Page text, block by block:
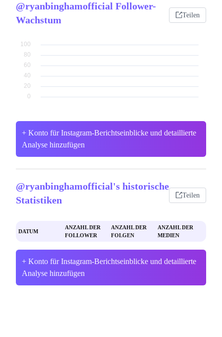
@ryanbinghamofficial Follower-
Wachstum
Teilen
+ Konto für Instagram-Berichtseinblicke und detaillierte
Analyse hinzufügen
@ryanbinghamofficial's historische
Statistiken
Teilen
DATUM
ANZAHL DER
FOLLOWER
ANZAHL DER
FOLGEN
ANZAHL DER
MEDIEN
+ Konto für Instagram-Berichtseinblicke und detaillierte
Analyse hinzufügen